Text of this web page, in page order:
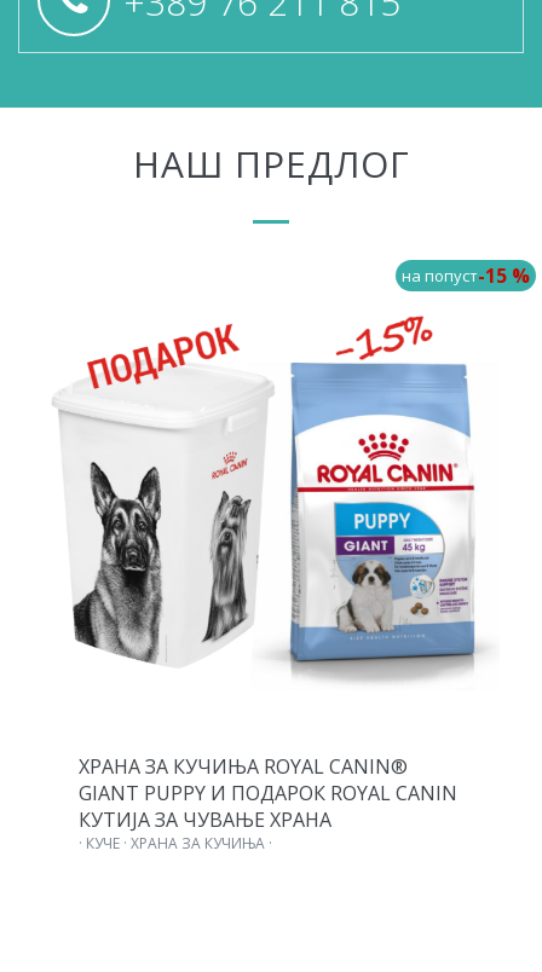
НАШ ПРЕДЛОГ
на попуст-15 %
ХРАНА ЗА КУЧИЊА ROYAL CANIN®
GIANT PUPPY И ПОДАРОК ROYAL CANIN
КУТИЈА ЗА ЧУВАЊЕ ХРАНА
· КУЧЕ · ХРАНА ЗА КУЧИЊА ·